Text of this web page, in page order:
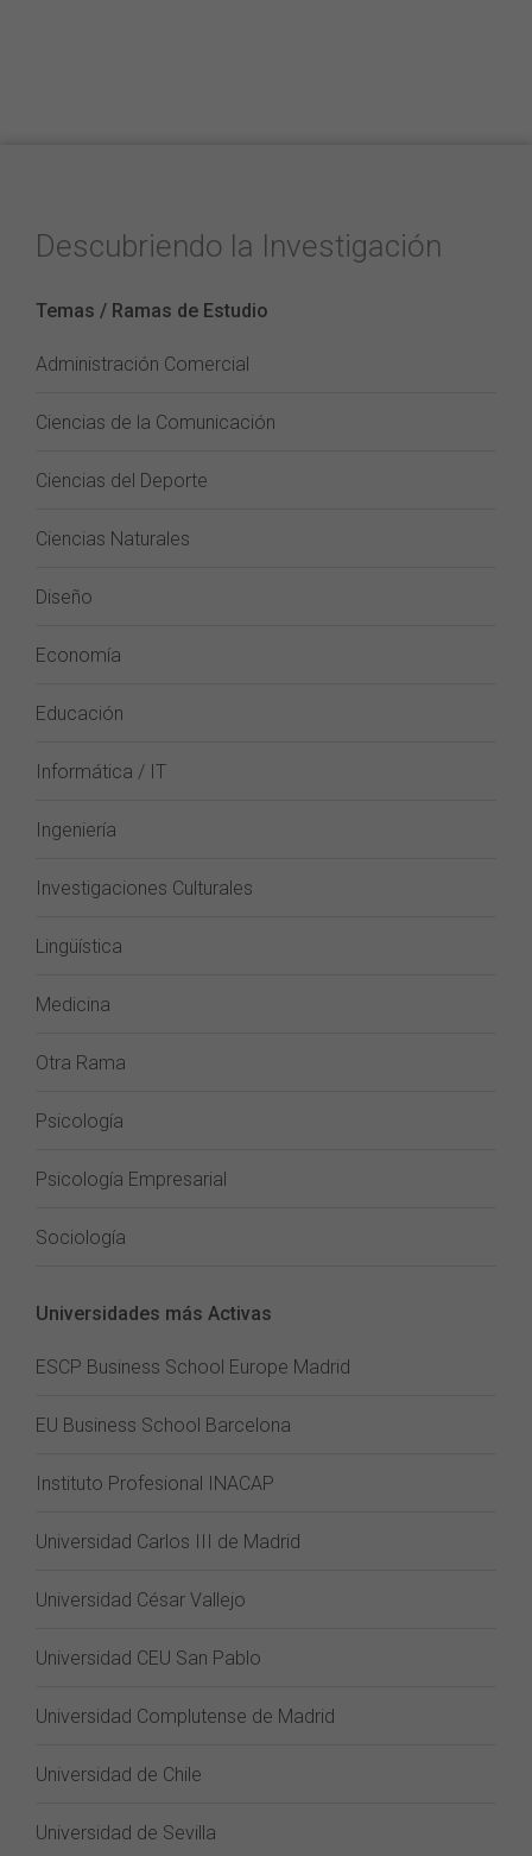
Descubriendo la Investigación
Temas / Ramas de Estudio
Administración Comercial
Ciencias de la Comunicación
Ciencias del Deporte
Ciencias Naturales
Diseño
Economía
Educación
Informática / IT
Ingeniería
Investigaciones Culturales
Lingüística
Medicina
Otra Rama
Psicología
Psicología Empresarial
Sociología
Universidades más Activas
ESCP Business School Europe Madrid
EU Business School Barcelona
Instituto Profesional INACAP
Universidad Carlos III de Madrid
Universidad César Vallejo
Universidad CEU San Pablo
Universidad Complutense de Madrid
Universidad de Chile
Universidad de Sevilla